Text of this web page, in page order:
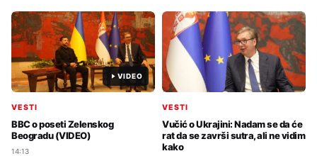
VIDEO
VESTI
BBC o poseti Zelenskog
Beogradu (VIDEO)
14:13
VESTI
Vučić o Ukrajini: Nadam se da će
rat da se završi sutra, ali ne vidim
kako